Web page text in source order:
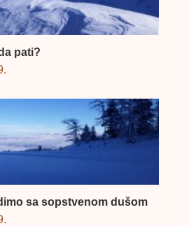
pati?
sa sopstvenom dušom